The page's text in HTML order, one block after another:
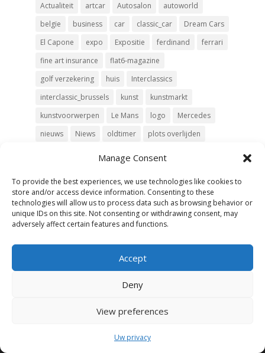
Manage Consent
To provide the best experiences, we use technologies like cookies to
store and/or access device information. Consenting to these
technologies will allow us to process data such as browsing behavior or
unique IDs on this site. Not consenting or withdrawing consent, may
adversely affect certain features and functions.
Accept
Deny
View preferences
Uw privacy
Actualiteit artcar Autosalon
autoworld
belgïe
business car classic_car
Dream Cars
El Capone
expo Expositie ferdinand
ferrari
fine art insurance
flat6-magazine
golf verzekering
huis
Interclassics
interclassic_brussels
kunst
kunstmarkt
kunstvoorwerpen
Le Mans logo
Mercedes
nieuws
Niews oldtimer
plots overlijden
Salon de l'Auto
schenkbelasting
schenking
successierechten
sudden death
supercar
vander haeghen
vdh verzekering